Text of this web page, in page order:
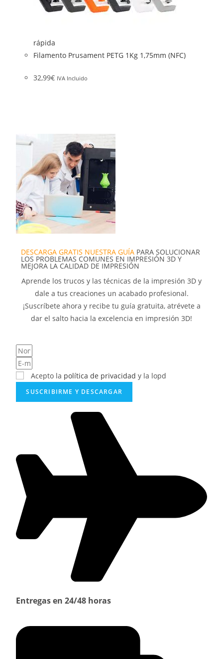
rápida
Filamento Prusament PETG 1Kg 1,75mm (NFC)
32,99€ IVA Incluido
DESCARGA GRATIS NUESTRA GUÍA PARA SOLUCIONAR
LOS PROBLEMAS COMUNES EN IMPRESIÓN 3D Y
MEJORA LA CALIDAD DE IMPRESIÓN
Aprende los trucos y las técnicas de la impresión 3D y
dale a tus creaciones un acabado profesional.
¡Suscríbete ahora y recibe tu guía gratuita, atrévete a
dar el salto hacia la excelencia en impresión 3D!
Acepto la política de privacidad y la lopd
SUSCRIBIRME Y DESCARGAR
Entregas en 24/48 horas